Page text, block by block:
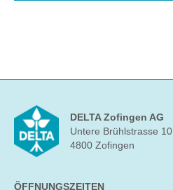
DELTA Zofingen AG
Untere Brühlstrasse 10
4800 Zofingen
ÖFFNUNGSZEITEN